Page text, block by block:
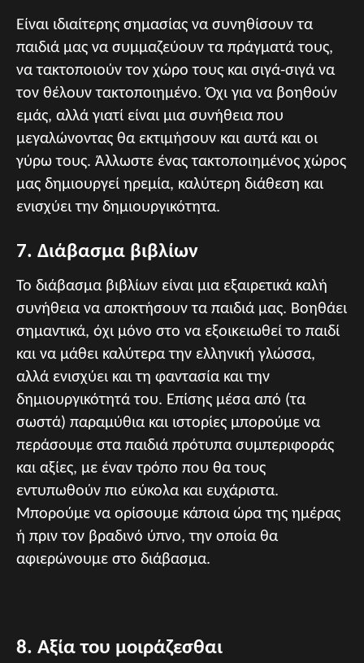
Είναι ιδιαίτερης σημασίας να συνηθίσουν τα
παιδιά μας να συμμαζεύουν τα πράγματά τους,
να τακτοποιούν τον χώρο τους και σιγά-σιγά να
τον θέλουν τακτοποιημένο. Όχι για να βοηθούν
εμάς, αλλά γιατί είναι μια συνήθεια που
μεγαλώνοντας θα εκτιμήσουν και αυτά και οι
γύρω τους. Άλλωστε ένας τακτοποιημένος χώρος
μας δημιουργεί ηρεμία, καλύτερη διάθεση και
ενισχύει την δημιουργικότητα.
7. Διάβασμα βιβλίων
Το διάβασμα βιβλίων είναι μια εξαιρετικά καλή
συνήθεια να αποκτήσουν τα παιδιά μας. Βοηθάει
σημαντικά, όχι μόνο στο να εξοικειωθεί το παιδί
και να μάθει καλύτερα την ελληνική γλώσσα,
αλλά ενισχύει και τη φαντασία και την
δημιουργικότητά του. Επίσης μέσα από (τα
σωστά) παραμύθια και ιστορίες μπορούμε να
περάσουμε στα παιδιά πρότυπα συμπεριφοράς
και αξίες, με έναν τρόπο που θα τους
εντυπωθούν πιο εύκολα και ευχάριστα.
Μπορούμε να ορίσουμε κάποια ώρα της ημέρας
ή πριν τον βραδινό ύπνο, την οποία θα
αφιερώνουμε στο διάβασμα.
8. Αξία του μοιράζεσθαι